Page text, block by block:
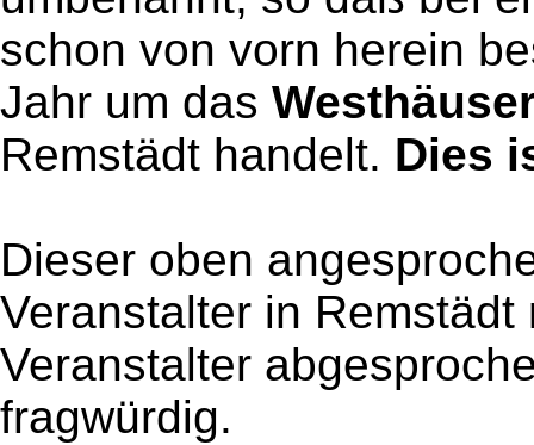
schon von vorn herein
Jahr um das
Remstädt handelt. Dies
Dieser oben
Veranstalter in
Veranstalter
fragwürdig.